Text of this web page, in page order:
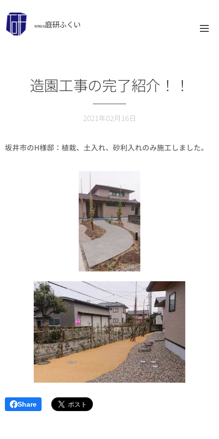
有限会社庭研ふくい
造園工事の完了紹介！！
2021年02月16日
坂井市のH様邸：植栽、土入れ、砂利入れのみ施工しました。
Share